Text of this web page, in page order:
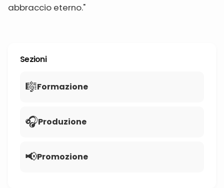
abbraccio eterno."
Sezioni
🎼Formazione
🎧Produzione
📢Promozione